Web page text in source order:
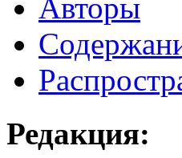
Авторы
Редакция: